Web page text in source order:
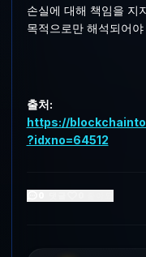
손실에 대해 책임을 지
목적으로만 해석되어야
출처:
https://
?idxno=64512